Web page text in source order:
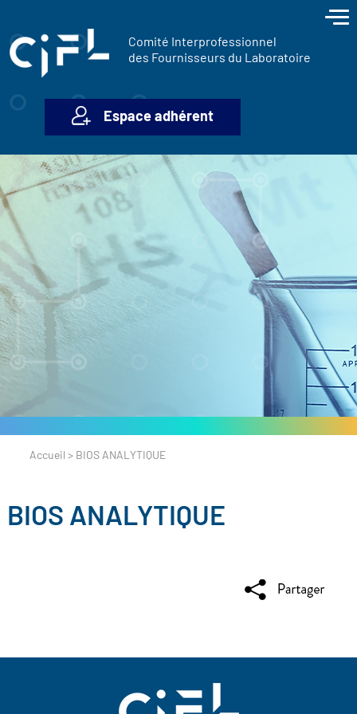
Comité Interprofessionnel
des Fournisseurs du Laboratoire
Espace adhérent
Accueil > BIOS ANALYTIQUE
BIOS ANALYTIQUE